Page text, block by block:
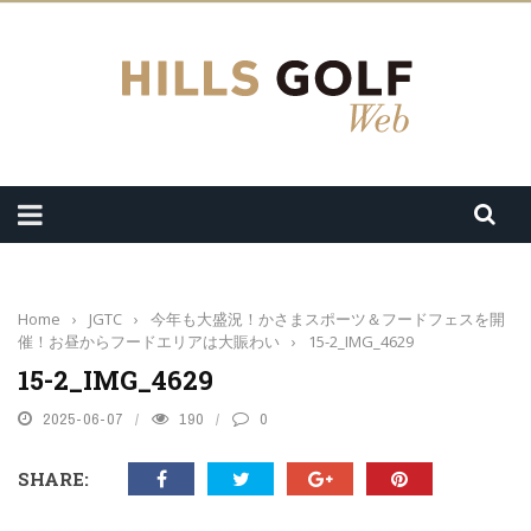
Home › JGTC ›
今年も大盛況！かさまスポーツ＆フードフェスを開
催！お昼からフードエリアは大賑わい › 15-2_IMG_4629
15-2_IMG_4629
2025-06-07 190 0
SHARE: